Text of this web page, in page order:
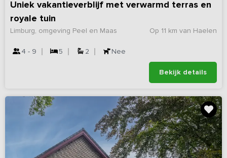
Uniek vakantieverblijf met verwarmd terras en
royale tuin
Op 11 km van Haelen
Limburg, omgeving Peel en Maas
4 - 9 5 2 Nee
Bekijk details